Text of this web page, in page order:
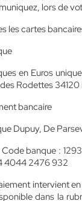
lors de
les cartes
en Euros
Rodettes 34120
bancaire
Dupuy, De
Code banque :
4044 2476 932
intervient
dans la